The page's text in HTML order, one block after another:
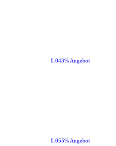
0.043% Angebot
0.055% Angebot